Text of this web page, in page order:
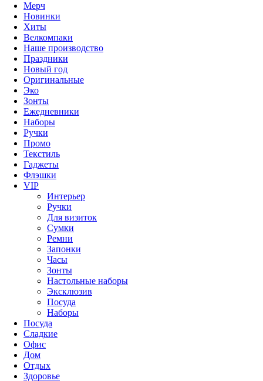
Мерч
Новинки
Хиты
Велкомпаки
Наше производство
Праздники
Новый год
Оригинальные
Эко
Зонты
Ежедневники
Наборы
Ручки
Промо
Текстиль
Гаджеты
Флэшки
VIP
Интерьер
Ручки
Для визиток
Сумки
Ремни
Запонки
Часы
Зонты
Настольные наборы
Эксклюзив
Посуда
Наборы
Посуда
Сладкие
Офис
Дом
Отдых
Здоровье